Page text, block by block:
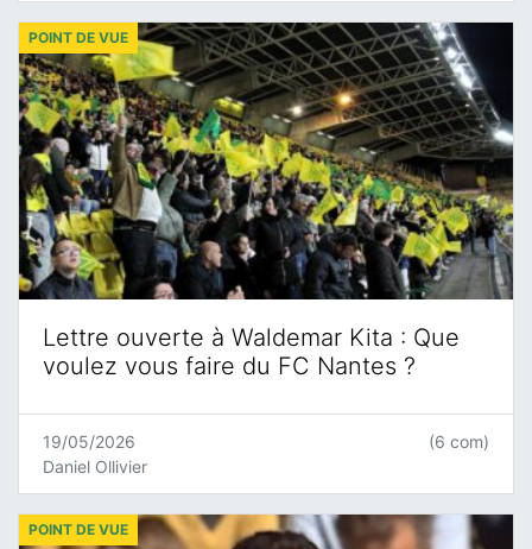
Lettre ouverte à Waldemar Kita : Que
voulez vous faire du FC Nantes ?
POINT DE VUE
19/05/2026
Daniel Ollivier
(6 com)
POINT DE VUE